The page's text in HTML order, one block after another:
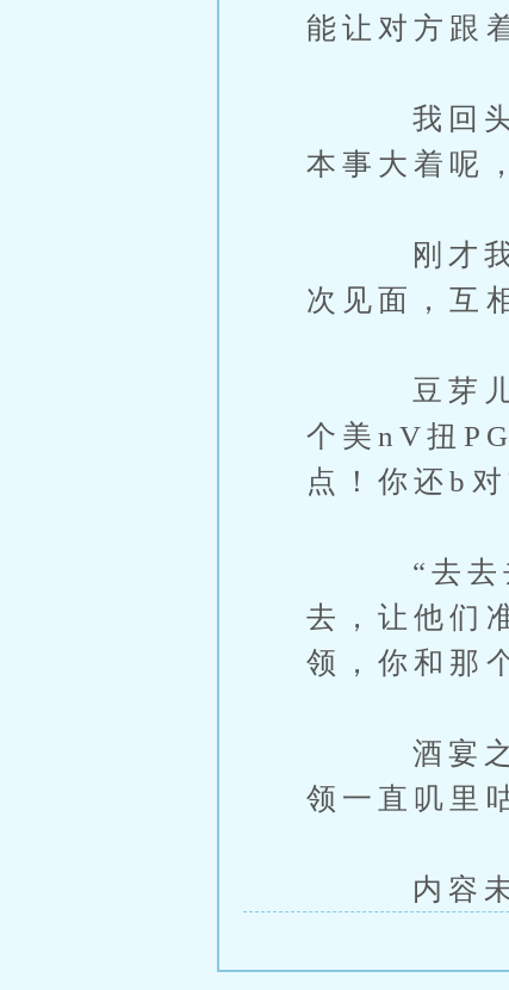
能让对方跟
我回头望
本事大着呢
刚才我跳
次见面，互
豆芽儿心
个美nV扭
点！你还b
“去去去
去，让他们
领，你和那
酒宴之上
领一直叽里
内容未完